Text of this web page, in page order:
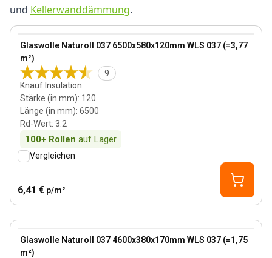
und Kellerwanddämmung.
Glaswolle Naturoll 037 6500x580x120mm WLS 037 (=3,77
m²)
9
Knauf Insulation
Stärke (in mm): 120
Länge (in mm): 6500
Rd-Wert: 3.2
100+ Rollen auf Lager
View product
Vergleichen
6,41 € p/m²
Glaswolle Naturoll 037 4600x380x170mm WLS 037 (=1,75
m²)
View product